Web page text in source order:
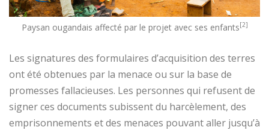
Paysan ougandais affecté par le projet avec ses enfants[2]
Les signatures des formulaires d’acquisition des terres
ont été obtenues par la menace ou sur la base de
promesses fallacieuses. Les personnes qui refusent de
signer ces documents subissent du harcèlement, des
emprisonnements et des menaces pouvant aller jusqu’à